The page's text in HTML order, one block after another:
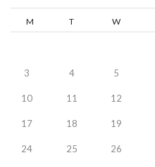
M T W
3 4 5
10 11 12
17 18 19
24 25 26